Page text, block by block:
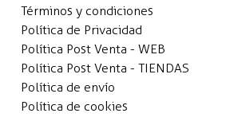
Términos y condiciones
Política de Privacidad
Política Post Venta - WEB
Política Post Venta - TIENDAS
Política de envío
Política de cookies